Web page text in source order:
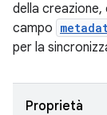
della creazione,
campo
per la
Proprietà